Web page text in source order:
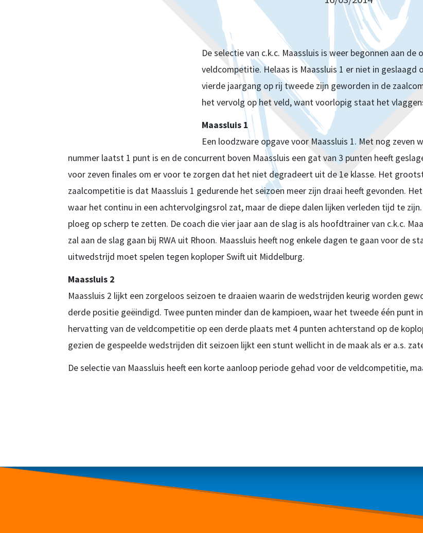
De selectie van c.k.c. Maassluis is weer begonnen aan
veldcompetitie. Helaas is Maassluis 1 er niet in geslaagd
vierde jaargang op rij tweede zijn geworden in de
het vervolg op het veld, want voorlopig staat het
Maassluis 1
Een loodzware opgave voor Maassluis 1. Met nog
nummer laatst 1 punt is en de concurrent boven Maassluis een gat van 3 punten heeft
voor zeven finales om er voor te zorgen dat het niet degradeert uit de 1e klasse. Het
zaalcompetitie is dat Maassluis 1 gedurende het seizoen meer zijn draai heeft gevonden.
waar het continu in een achtervolgingsrol zat, maar de diepe dalen lijken verleden tijd te
ploeg op scherp te zetten. De coach die vier jaar aan de slag is als hoofdtrainer van c.k.c.
zal aan de slag gaan bij RWA uit Rhoon. Maassluis heeft nog enkele dagen te gaan voor de
uitwedstrijd moet spelen tegen koploper Swift uit Middelburg.
Maassluis 2
Maassluis 2 lijkt een zorgeloos seizoen te draaien waarin de wedstrijden keurig worden
derde positie geëindigd. Twee punten minder dan de kampioen, waar het tweede één punt
hervatting van de veldcompetitie op een derde plaats met 4 punten achterstand op de
gezien de gespeelde wedstrijden dit seizoen lijkt een stunt wellicht in de maak als er a.s.
De selectie van Maassluis heeft een korte aanloop periode gehad voor de veldcompetitie,